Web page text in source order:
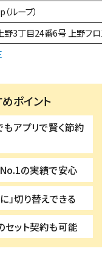
ループ）
3丁目24番6号 上野フロン
ポイント
もアプリで賢く節約
の実績で安心
」切り替えできる
セット契約も可能